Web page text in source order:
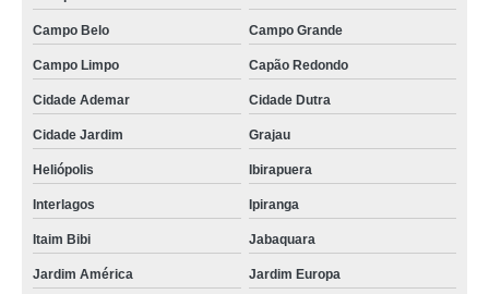
valor de charuto de chocolate maternidade Jardim Iguatemi
charuto de chocolate chá de bebê preços Bauru
preço de charuto de chocolate recheado Caieras
charuto de chocolate lembrança maternidade Bauru
preço de charuto de chocolate personalizado São Mateus
charutos de chocolate lembrancinha Cidade Tiradentes
charuto de chocolate recheado preços Valinhos
charutos de chocolate chá de bebê Jardim Bonfiglioli
Campo Belo Campo Grande
Campo Limpo Capão Redondo
Cidade Ademar Cidade Dutra
Cidade Jardim Grajau
Heliópolis Ibirapuera
Interlagos Ipiranga
Itaim Bibi Jabaquara
Jardim América Jardim Europa